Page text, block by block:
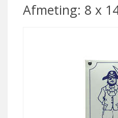
Afmeting: 8 x